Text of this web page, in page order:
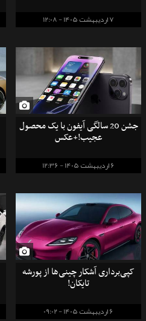
7 اردیبهشت 1405 - 12:08
جشن 20 سالگی آیفون با یک محصول
عجیب!+عکس
6 اردیبهشت 1405 - 12:36
کپی‌برداری آشکار چینی‌ها از پورشه
تایکان!
6 اردیبهشت 1405 - 09:02